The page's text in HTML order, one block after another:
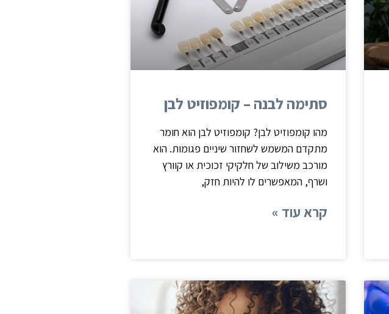
סתימה לבנה – קומפוזיט לבן
מהו קומפוזיט לבן? קומפוזיט לבן הוא חומר
מתקדם המשמש לשחזור שיניים פגומות. הוא
מורכב משילוב של חלקיקי זכוכית או קוורץ
ושרף, המאפשרים לו להיות חזק,
קרא עוד »